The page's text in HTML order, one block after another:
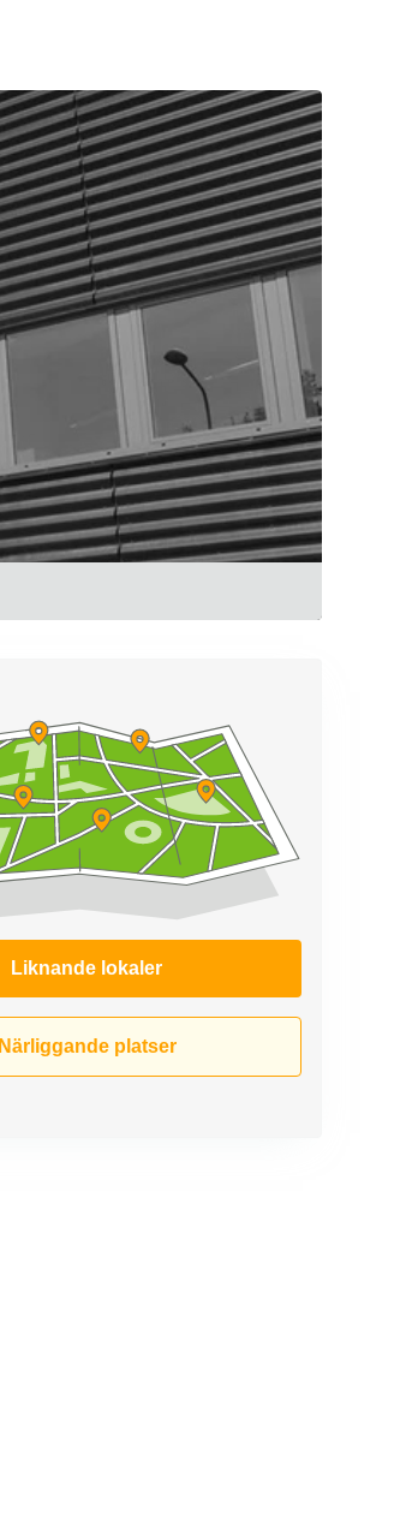
Liknande lokaler
Närliggande platser